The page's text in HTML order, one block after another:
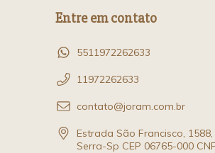
Entre em contato
5511972262633
11972262633
contato@joram.com.br
Estrada São Francisco,
Serra-Sp CEP 06765-000